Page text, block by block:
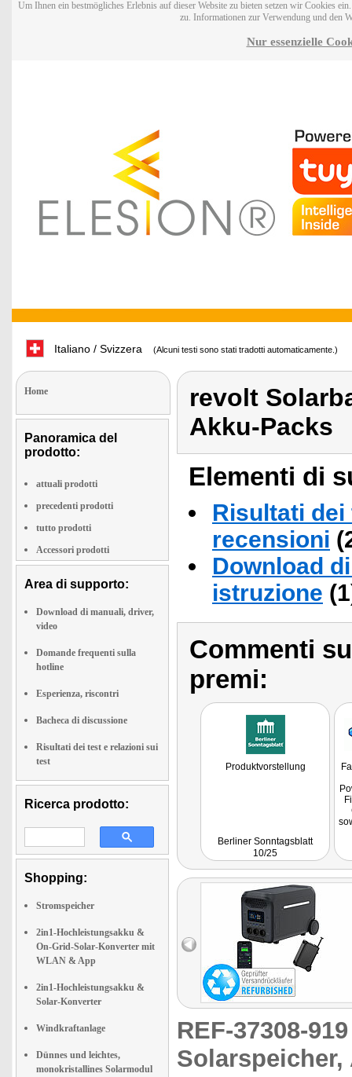
Um Ihnen ein bestmögliches Erlebnis auf dieser Website zu bieten setzen wir Cookies
zu. Informationen zur Verwendung und den
Nur essenzielle
Italiano / Svizzera (Alcuni testi sono stati tradotti automaticamente.)
Home
Panoramica del
prodotto:
attuali prodotti
precedenti prodotti
tutto prodotti
Accessori prodotti
Area di supporto:
Download di manuali, driver,
video
Domande frequenti sulla
hotline
Esperienza, riscontri
Bacheca di discussione
Risultati dei test e relazioni sui
test
Ricerca prodotto:
Shopping:
Stromspeicher
2in1-Hochleistungsakku &
On-Grid-Solar-Konverter mit
WLAN & App
2in1-Hochleistungsakku &
Solar-Konverter
Windkraftanlage
Dünnes und leichtes,
monokristallines Solarmodul
revolt
Akku-Packs
Elementi di
Risultati
recensioni
Download
istruzione
Commenti
premi:
Produktvorstellung
Berliner Sonntagsblatt
10/25
REF-37308-
Solarspeicher,